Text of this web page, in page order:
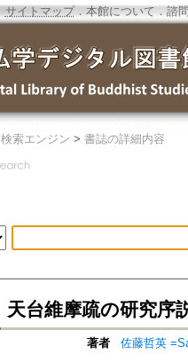
サイトマップ．本館について ． 諮
検索エンジン > 書誌の詳細内容
天台維摩疏の研究序
著者
佐藤哲英